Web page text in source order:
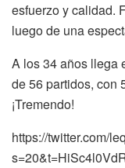
esfuerzo y calidad.
luego de una
A los 34 años llega
de 56 partidos, con
¡Tremendo!
https://twitter.com/